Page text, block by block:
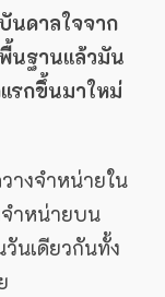
นดาลใจจาก
นฐานแล้วมัน
แรกขึ้นมาใหม่
างจำหน่ายใน
ำหน่ายบน
นเดียวกันทั้ง